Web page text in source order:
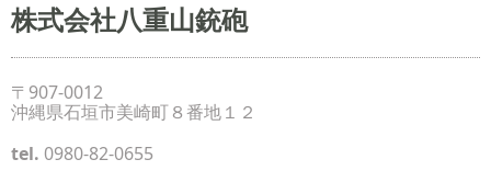
株式会社八重山銃砲
〒907-0012
沖縄県石垣市美崎町８番地１２
tel. 0980-82-0655